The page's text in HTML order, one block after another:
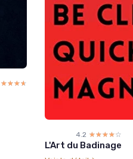
4.2 ☆☆☆☆☆
★★★★★
L'Art du Badinage